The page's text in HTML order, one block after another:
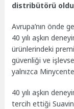
distribütörü
Avrupa’nın önde
40 yılı aşkın
ürünlerindeki
güvenliği ve
yalnızca
40 yılı aşkın
tercih ettiği